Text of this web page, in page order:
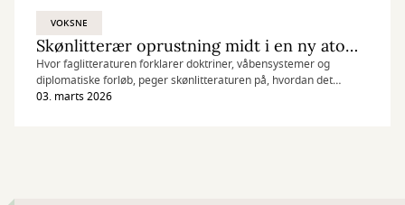
VOKSNE
Skønlitterær oprustning midt i en ny atomtid
Hvor faglitteraturen forklarer doktriner, våbensystemer og
diplomatiske forløb, peger skønlitteraturen på, hvordan det
opleves at være menneske midt i uroen. Det trænger vi vist alle til.
03. marts 2026